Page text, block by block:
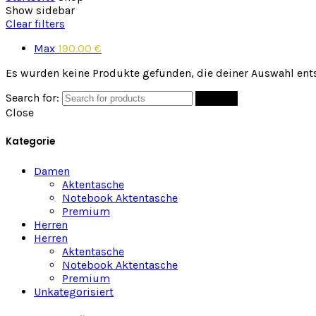
Show sidebar
Clear filters
Max 190.00 €
Es wurden keine Produkte gefunden, die deiner Auswahl
Search for:
Close
Kategorie
Damen
Aktentasche
Notebook Aktentasche
Premium
Herren
Herren
Aktentasche
Notebook Aktentasche
Premium
Unkategorisiert